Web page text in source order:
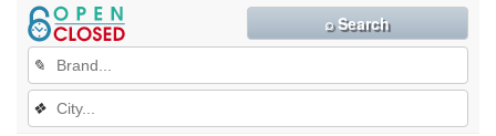
✎
❖
⌕ Search